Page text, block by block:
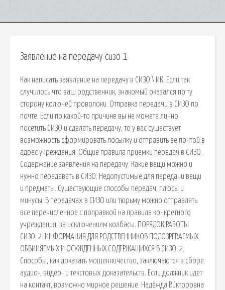
Заявление на передачу сизо 1
Как написать заявление на передачу в СИЗО \ ИК. Если так
случилось что ваш родственник, знакомый оказался по ту
сторону колючей проволоки. Отправка передачи в СИЗО по
почте. Если по какой-то причине вы не можете лично
посетить СИЗО и сделать передачу, то у вас существует
возможность сформировать посылку и отправить ее почтой в
адрес учреждения. Общие правила приемки передач в СИЗО.
Содержание заявления на передачу. Какие вещи можно и
нужно передавать в СИЗО. Недопустимые для передачи вещи
и предметы. Существующие способы передач, плюсы и
минусы. В передачах в СИЗО или тюрьму можно отправлять
все перечисленное с поправкой на правила конкретного
учреждения, за исключением колбасы. ПОРЯДОК РАБОТЫ
СИЗО-2. ИНФОРМАЦИЯ ДЛЯ РОДСТВЕННИКОВ ПОДОЗРЕВАЕМЫХ
ОБВИНЯЕМЫХ И ОСУЖДЕННЫХ СОДЕРЖАЩИХСЯ В СИЗО-2.
Способы, как доказать мошенничество, заключаются в сборе
аудио-, видео- и текстовых доказательств. Если должник идет
на контакт, возможно мирное решение. Наде́жда Ви́кторовна